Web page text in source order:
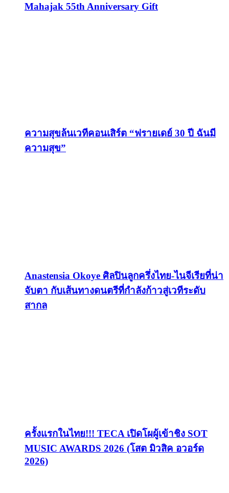
Mahajak 55th Anniversary Gift
ความสุขล้นเวทีคอนเสิร์ต “ฟรายเดย์ 30 ปี ฉันมี
ความสุข”
Anastensia Okoye ศิลปินลูกครึ่งไทย-ไนจีเรียที่น่า
จับตา กับเส้นทางดนตรีที่กำลังก้าวสู่เวทีระดับ
สากล
ครั้งแรกในไทย!!! TECA เปิดโผผู้เข้าชิง SOT
MUSIC AWARDS 2026 (โสต มิวสิค อวอร์ด
2026)